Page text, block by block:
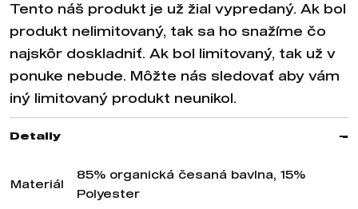
Tento náš produkt je už žial vypredaný. Ak bol
produkt nelimitovaný, tak sa ho snažíme čo
najskôr doskladniť. Ak bol limitovaný, tak už v
ponuke nebude. Môžte nás sledovať aby vám
iný limitovaný produkt neunikol.
Detaily
Materiál
85% organická česaná bavlna, 15%
Polyester